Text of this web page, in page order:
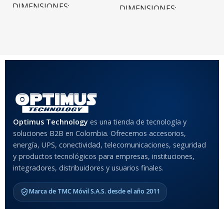
DIMENSIONES DIMENSIONES
COLOR
Anti-Shock
MODELO DE TABLETS
COMPATIBLES
Optimus Technology es una tienda de tecnología y
soluciones B2B en Colombia. Ofrecemos accesorios,
energía, UPS, conectividad, telecomunicaciones, seguridad
y productos tecnológicos para empresas, instituciones,
integradores, distribuidores y usuarios finales.
Marca de TMC Móvil S.A.S. desde el año 2011